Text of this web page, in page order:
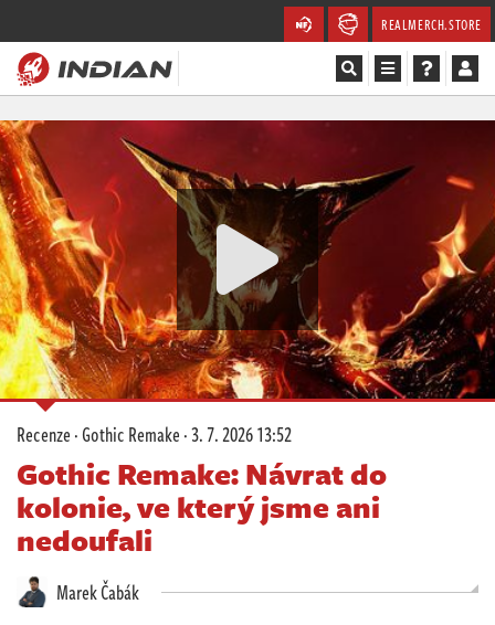
REALMERCH.STORE
Magazín
Recenze
Videa
Soutěže
Databáze
Komunita
Redakce
Živě
Recenze·Gothic Remake·3. 7. 2026 13:52
Gothic Remake: Návrat do
kolonie, ve který jsme ani
nedoufali
Marek Čabák